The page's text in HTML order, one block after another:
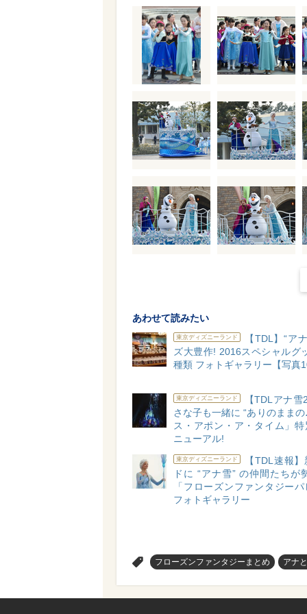
あわせて読みたい
東京ディズニーランド
【TDL】“ア
ズ大豊作! 2016スペシャルグ
種類 フォトギャラリー【写真
東京ディズニーランド
【TDLアナ
さな子も一緒に “ありのままの
ス・アポン・ア・タイム」
ニューアル!
東京ディズニーランド
【TDL速報
ドに “アナ雪” の仲間たちが
「フローズンファンタジー
フォトギャラリー
フローズンファンタジーまとめ アナ